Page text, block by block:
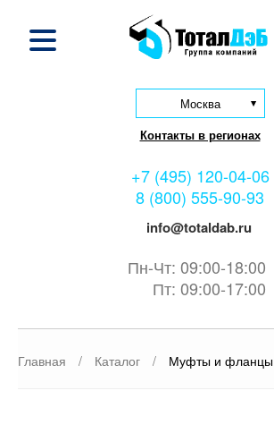
Москва
Контакты в регионах
+7 (495) 120-04-06
8 (800) 555-90-93
info@totaldab.ru
Пн-Чт: 09:00-18:00
Пт: 09:00-17:00
Главная / Каталог / Муфты и фланцы